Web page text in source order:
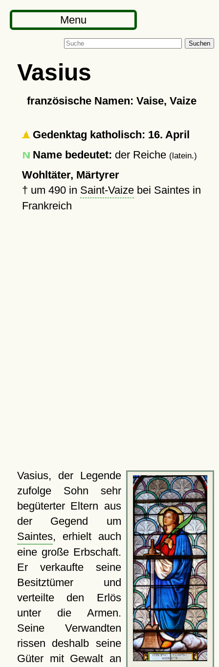
Menu
Suchen
Vasius
französische Namen: Vaise, Vaize
Gedenktag katholisch: 16. April
Name bedeutet: der Reiche (latein.)
Wohltäter, Märtyrer
† um 490in Saint-Vaizebei Saintes in
Frankreich
Vasius, der Legende
zufolge Sohn sehr
begüterter Eltern aus
der Gegend um
Saintes, erhielt auch
eine große Erbschaft.
Er verkaufte seine
Besitztümer und
verteilte den Erlös
unter die Armen.
Seine Verwandten
rissen deshalb seine
Güter mit Gewalt an